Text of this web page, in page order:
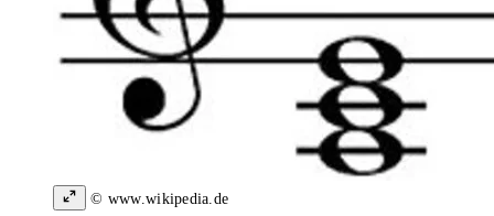
© www.wikipedia.de